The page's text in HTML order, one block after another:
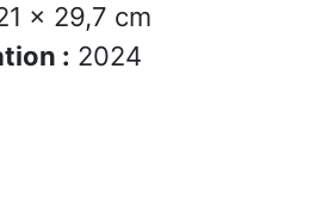
x 29,7 cm
: 2024